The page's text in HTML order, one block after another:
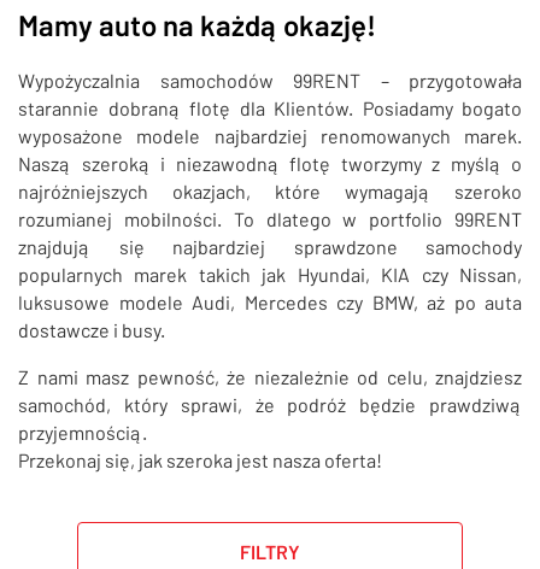
SZUKAJ
Mamy auto na każdą okazję!
Wypożyczalnia samochodów 99RENT – przygotowała
starannie dobraną flotę dla Klientów. Posiadamy bogato
wyposażone modele najbardziej renomowanych marek.
Naszą szeroką i niezawodną flotę tworzymy z myślą o
najróżniejszych okazjach, które wymagają szeroko
rozumianej mobilności. To dlatego w portfolio 99RENT
znajdują się najbardziej sprawdzone samochody
popularnych marek takich jak Hyundai, KIA czy Nissan,
luksusowe modele Audi, Mercedes czy BMW, aż po auta
dostawcze i busy.
Z nami masz pewność, że niezależnie od celu, znajdziesz
samochód, który sprawi, że podróż będzie prawdziwą
przyjemnością.
Przekonaj się, jak szeroka jest nasza oferta!
FILTRY